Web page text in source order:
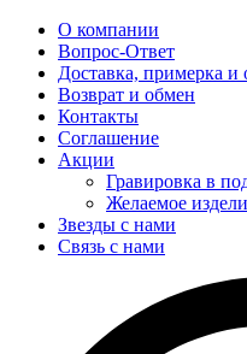
О компании
Вопрос-Ответ
Доставка, примерка и
Возврат и обмен
Контакты
Соглашение
Акции
Гравировка в
Желаемое
Звезды с нами
Связь с нами